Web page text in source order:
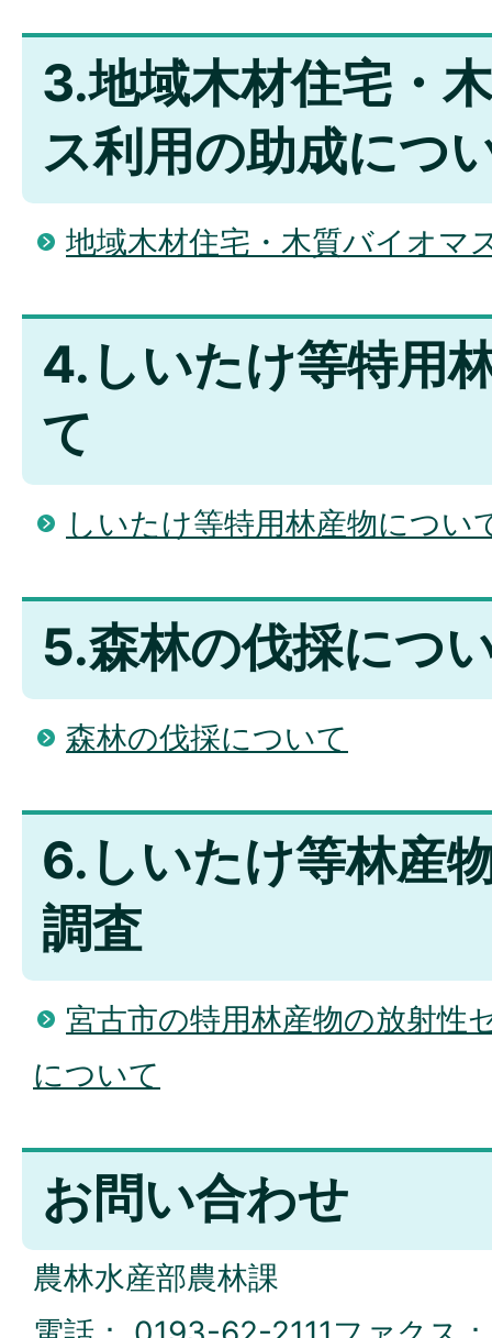
3.地域木材住宅・
ス利用の助成につ
地域木材住宅・木質バイオマ
4.しいたけ等特用
て
しいたけ等特用林産物につい
5.森林の伐採につ
森林の伐採について
6.しいたけ等林産
調査
宮古市の特用林産物の放射性
について
お問い合わせ
農林水産部農林課